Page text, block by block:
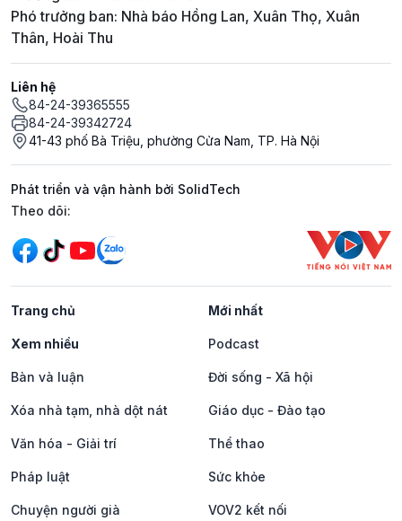
Phó trưởng ban: Nhà báo Hồng Lan, Xuân Thọ, Xuân
Thân, Hoài Thu
Liên hệ
84-24-39365555
84-24-39342724
41-43 phố Bà Triệu, phường Cửa Nam, TP. Hà Nội
Phát triển và vận hành bởi SolidTech
Mạng xã hội
Theo dõi:
Trang chủ Mới nhất
Xem nhiều Podcast
Bàn và luận Đời sống - Xã hội
Xóa nhà tạm, nhà dột nát Giáo dục - Đào tạo
Văn hóa - Giải trí Thể thao
Pháp luật Sức khỏe
Chuyện người già VOV2 kết nối